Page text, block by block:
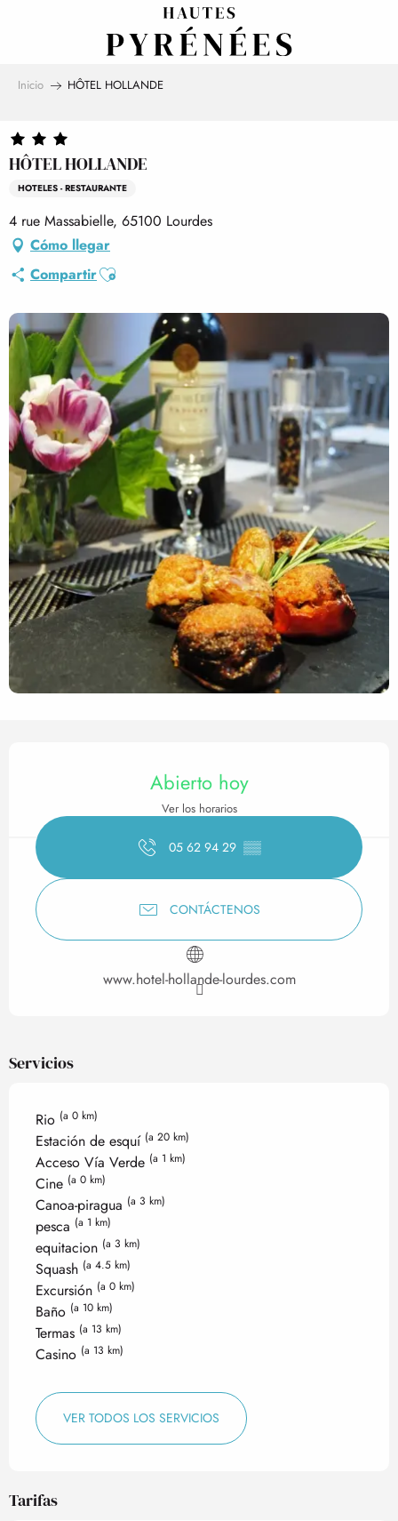
Inicio HÔTEL HOLLANDE
HÔTEL HOLLANDE
HOTELES - RESTAURANTE
4 rue Massabielle, 65100 Lourdes
Cómo llegar
CompartirAjouter aux favoris
Horarios y datos de
Abierto hoy
Ver los horarios
05 62 94 29 ▒▒
CONTÁCTENOS
www.hotel-hollande-lourdes.com
Servicios
Rio (a 0 km)
Estación de esquí (a 20 km)
Acceso Vía Verde (a 1 km)
Cine (a 0 km)
Canoa-piragua (a 3 km)
pesca (a 1 km)
equitacion (a 3 km)
Squash (a 4.5 km)
Excursión (a 0 km)
Baño (a 10 km)
Termas (a 13 km)
Casino (a 13 km)
VER TODOS LOS SERVICIOS
Tarifas